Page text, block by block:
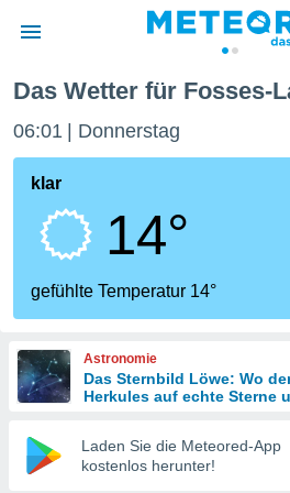
wurde
dass
sind.
diese
Das Wetter für Fosses-
06:01 Donnerstag
klar
14°
gefühlte Temperatur 14°
Astronomie
Das Sternbild Löwe: Wo
Herkules auf echte Sterne
Laden Sie die Meteored-App
kostenlos herunter!